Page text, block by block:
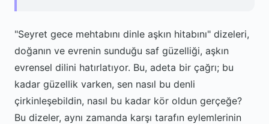
"Seyret gece mehtabını dinle aşkın hitabını" dizeleri,
doğanın ve evrenin sunduğu saf güzelliği, aşkın
evrensel dilini hatırlatıyor. Bu, adeta bir çağrı; bu
kadar güzellik varken, sen nasıl bu denli
çirkinleşebildin, nasıl bu kadar kör oldun gerçeğe?
Bu dizeler, aynı zamanda karşı tarafın eylemlerinin